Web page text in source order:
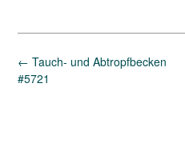
Post
navigation
← Tauch- und Abtropfbecken
#5721